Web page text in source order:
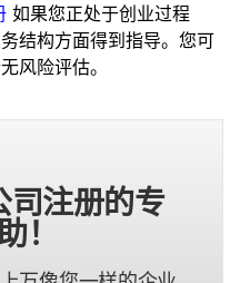
如果您正处于创业过程
结构方面得到指导。您可
风险评估。
司注册的专
！